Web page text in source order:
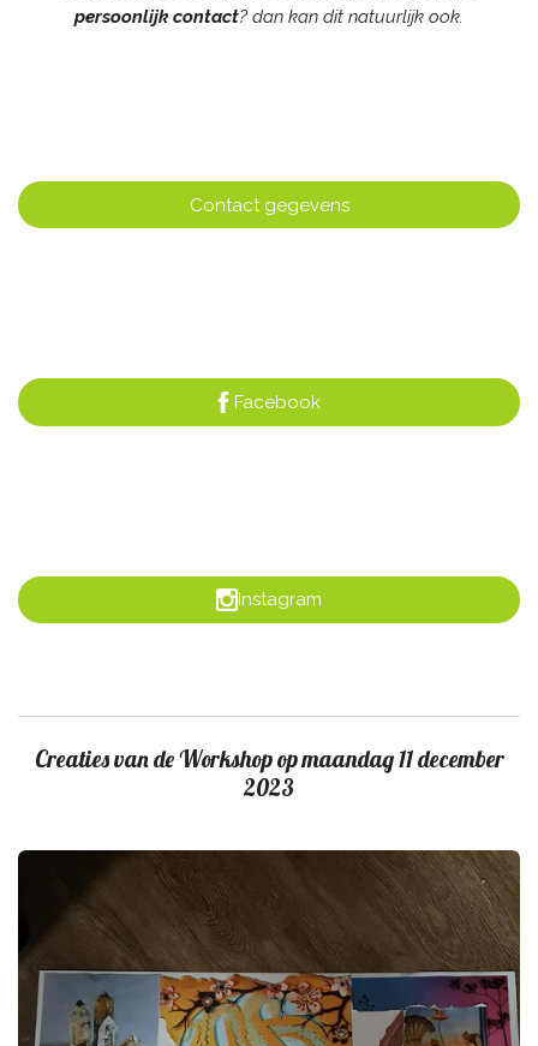
persoonlijk contact? dan kan dit natuurlijk ook.
Contact gegevens
Facebook
Instagram
Creaties van de Workshop op maandag 11 december
2023